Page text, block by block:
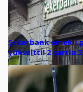
Şekerbank emekli
yükseltti! 2 şartla